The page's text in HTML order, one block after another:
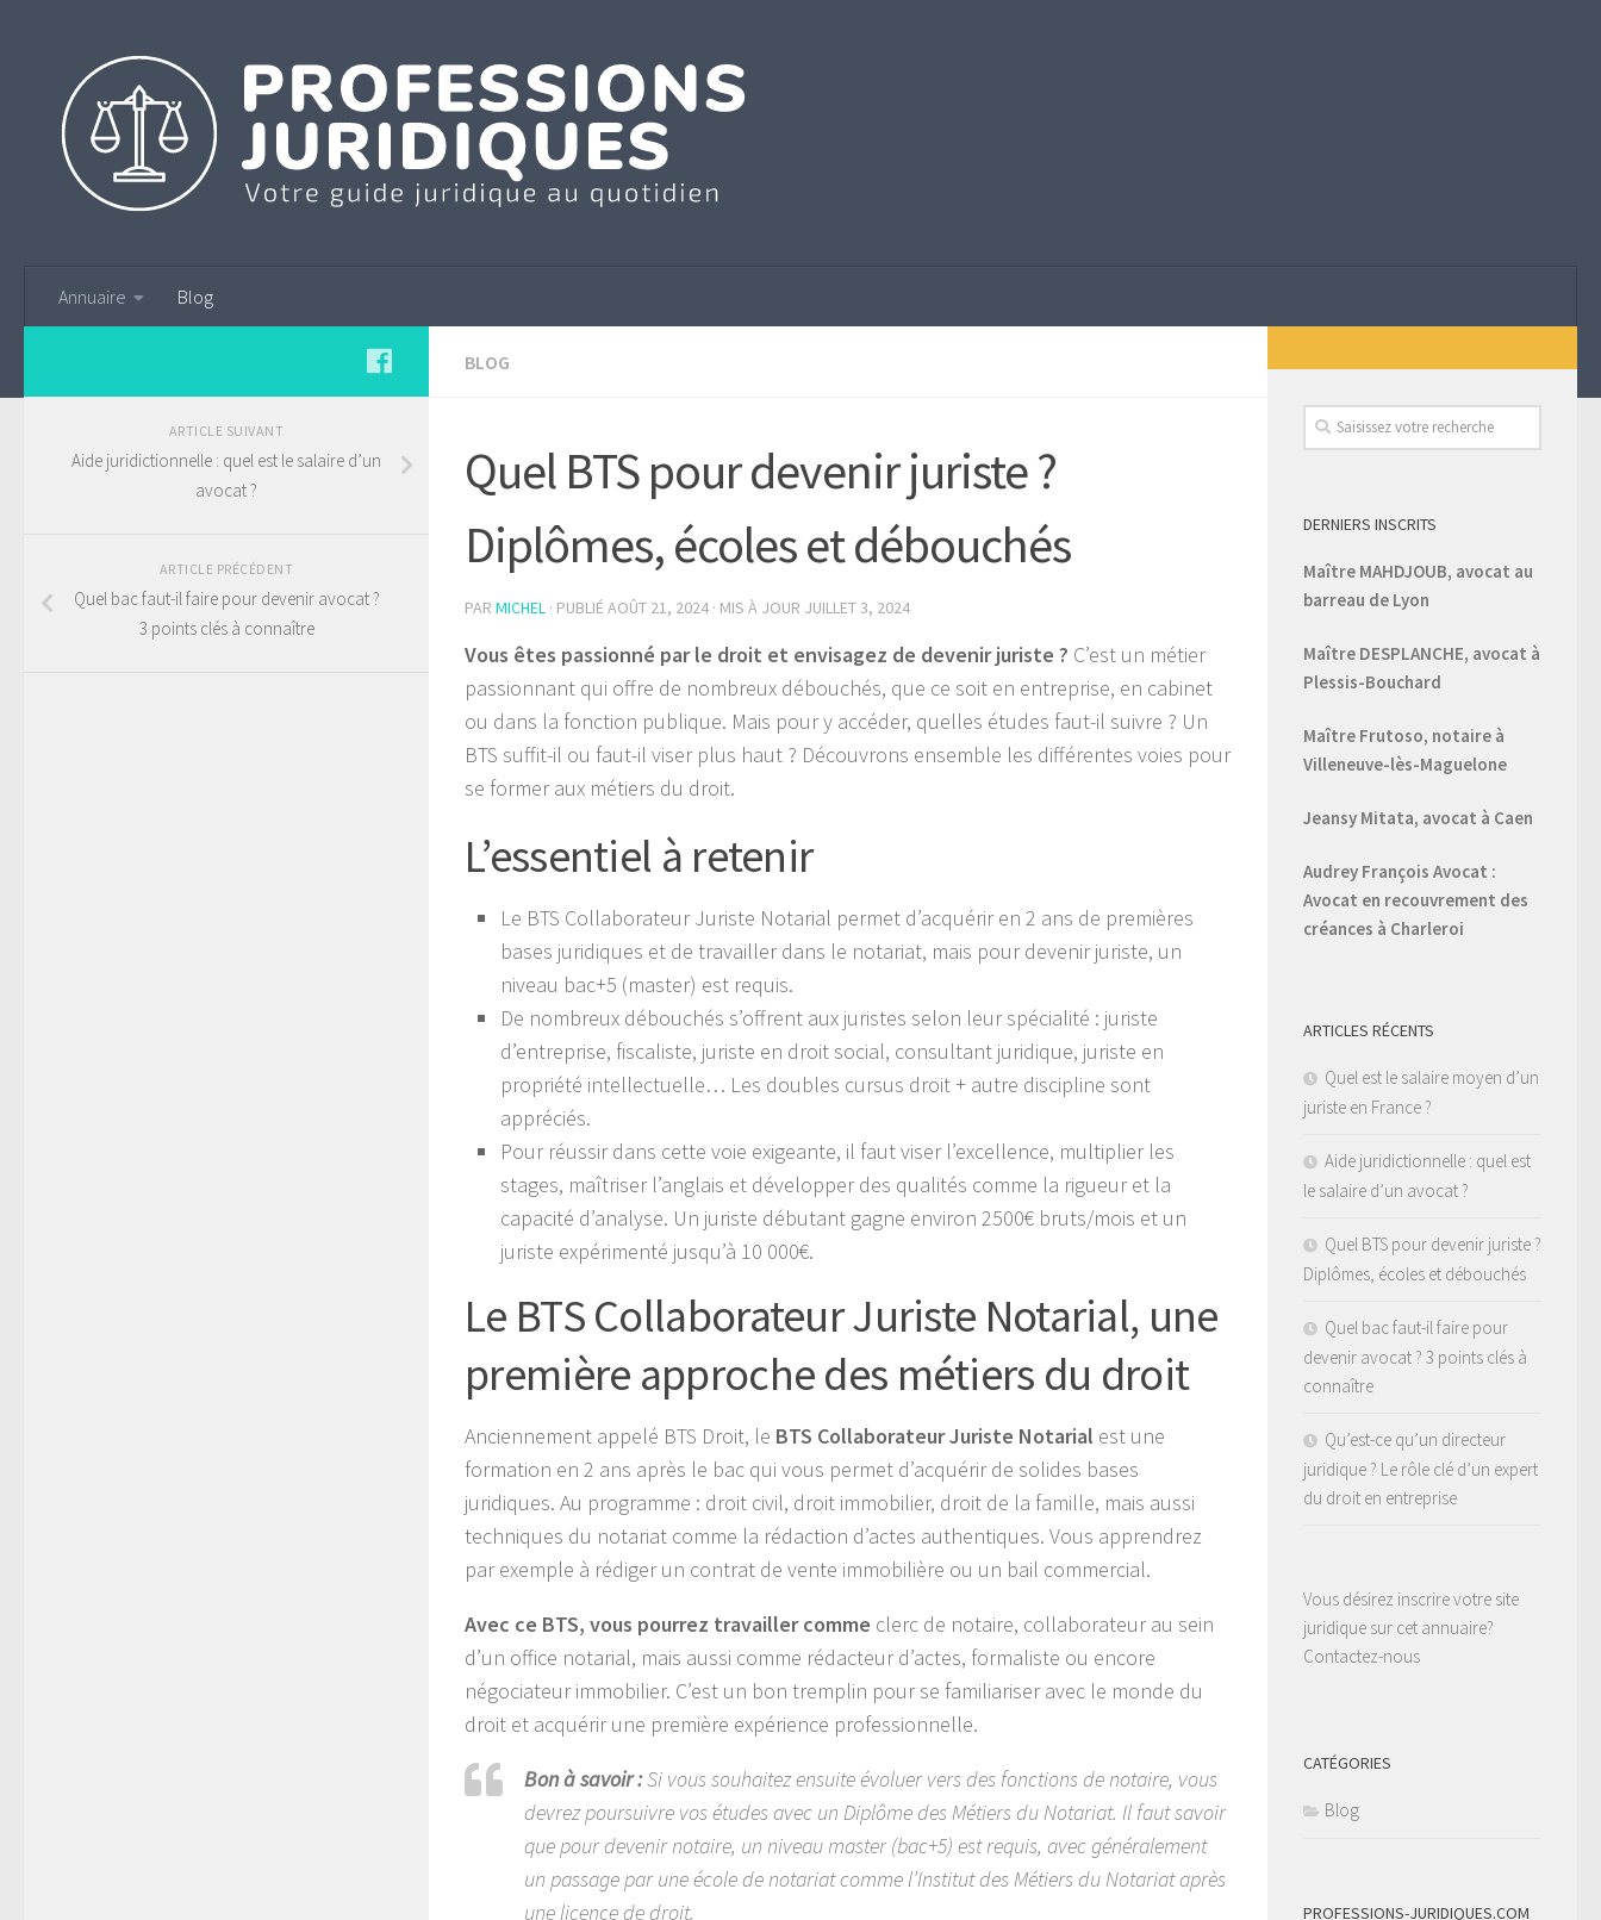
Annuaire Blog
BLOG
Quel BTS pour devenir juriste ?
Diplômes, écoles et débouchés
PAR MICHEL · PUBLIÉ AOÛT 21, 2024 · MIS À JOUR JUILLET 3, 2024
Vous êtes passionné par le droit et envisagez de devenir juriste ? C’est un métier
passionnant qui offre de nombreux débouchés, que ce soit en entreprise, en cabinet
ou dans la fonction publique. Mais pour y accéder, quelles études faut-il suivre ? Un
BTS suffit-il ou faut-il viser plus haut ? Découvrons ensemble les différentes voies pour
se former aux métiers du droit.
L’essentiel à retenir
Le BTS Collaborateur Juriste Notarial permet d’acquérir en 2 ans de premières
bases juridiques et de travailler dans le notariat, mais pour devenir juriste, un
niveau bac+5 (master) est requis.
De nombreux débouchés s’offrent aux juristes selon leur spécialité : juriste
d’entreprise, fiscaliste, juriste en droit social, consultant juridique, juriste en
propriété intellectuelle… Les doubles cursus droit + autre discipline sont
appréciés.
Pour réussir dans cette voie exigeante, il faut viser l’excellence, multiplier les
stages, maîtriser l’anglais et développer des qualités comme la rigueur et la
capacité d’analyse. Un juriste débutant gagne environ 2500€ bruts/mois et un
juriste expérimenté jusqu’à 10 000€.
Le BTS Collaborateur Juriste Notarial, une
première approche des métiers du droit
Anciennement appelé BTS Droit, le BTS Collaborateur Juriste Notarial est une
formation en 2 ans après le bac qui vous permet d’acquérir de solides bases
juridiques. Au programme : droit civil, droit immobilier, droit de la famille, mais aussi
techniques du notariat comme la rédaction d’actes authentiques. Vous apprendrez
par exemple à rédiger un contrat de vente immobilière ou un bail commercial.
Avec ce BTS, vous pourrez travailler comme clerc de notaire, collaborateur au sein
d’un office notarial, mais aussi comme rédacteur d’actes, formaliste ou encore
négociateur immobilier. C’est un bon tremplin pour se familiariser avec le monde du
droit et acquérir une première expérience professionnelle.
Bon à savoir :Si vous souhaitez ensuite évoluer vers des fonctions de notaire, vous
devrez poursuivre vos études avec un Diplôme des Métiers du Notariat. Il faut savoir
que pour devenir notaire, un niveau master (bac+5) est requis, avec généralement
un passage par une école de notariat comme l’Institut des Métiers du Notariat après
une licence de droit.
ARTICLE SUIVANT
Aide juridictionnelle : quel est le salaire d’un
avocat ?
ARTICLE PRÉCÉDENT
Quel bac faut-il faire pour devenir avocat ?
3 points clés à connaître
DERNIERS INSCRITS
Maître MAHDJOUB, avocat au
barreau de Lyon
Maître DESPLANCHE, avocat à
Plessis-Bouchard
Maître Frutoso, notaire à
Villeneuve-lès-Maguelone
Jeansy Mitata, avocat à Caen
Audrey François Avocat :
Avocat en recouvrement des
créances à Charleroi
ARTICLES RÉCENTS
Quel est le salaire moyen d’un
juriste en France ?
Aide juridictionnelle : quel est
le salaire d’un avocat ?
Quel BTS pour devenir juriste ?
Diplômes, écoles et débouchés
Quel bac faut-il faire pour
devenir avocat ? 3 points clés à
connaître
Qu’est-ce qu’un directeur
juridique ? Le rôle clé d’un expert
du droit en entreprise
Vous désirez inscrire votre site
juridique sur cet annuaire?
Contactez-nous
CATÉGORIES
Blog
PROFESSIONS-JURIDIQUES.COM